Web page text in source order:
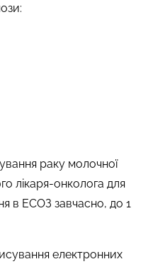
раку молочної
лікаря-онколога для
в ЕСОЗ завчасно, до 1
електронних